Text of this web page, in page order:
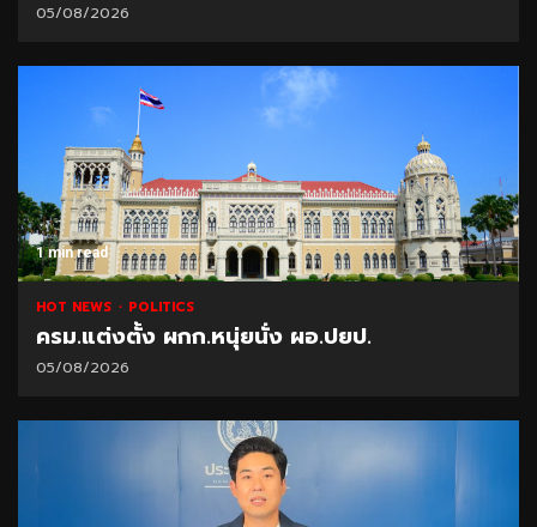
05/08/2026
1 min read
HOT NEWS POLITICS
ครม.แต่งตั้ง ผกก.หนุ่ยนั่ง ผอ.ปยป.
05/08/2026